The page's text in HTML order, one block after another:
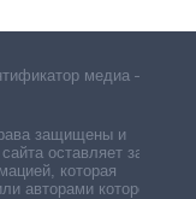
медиа –
защищены и
оставляет за
которая
авторами которой